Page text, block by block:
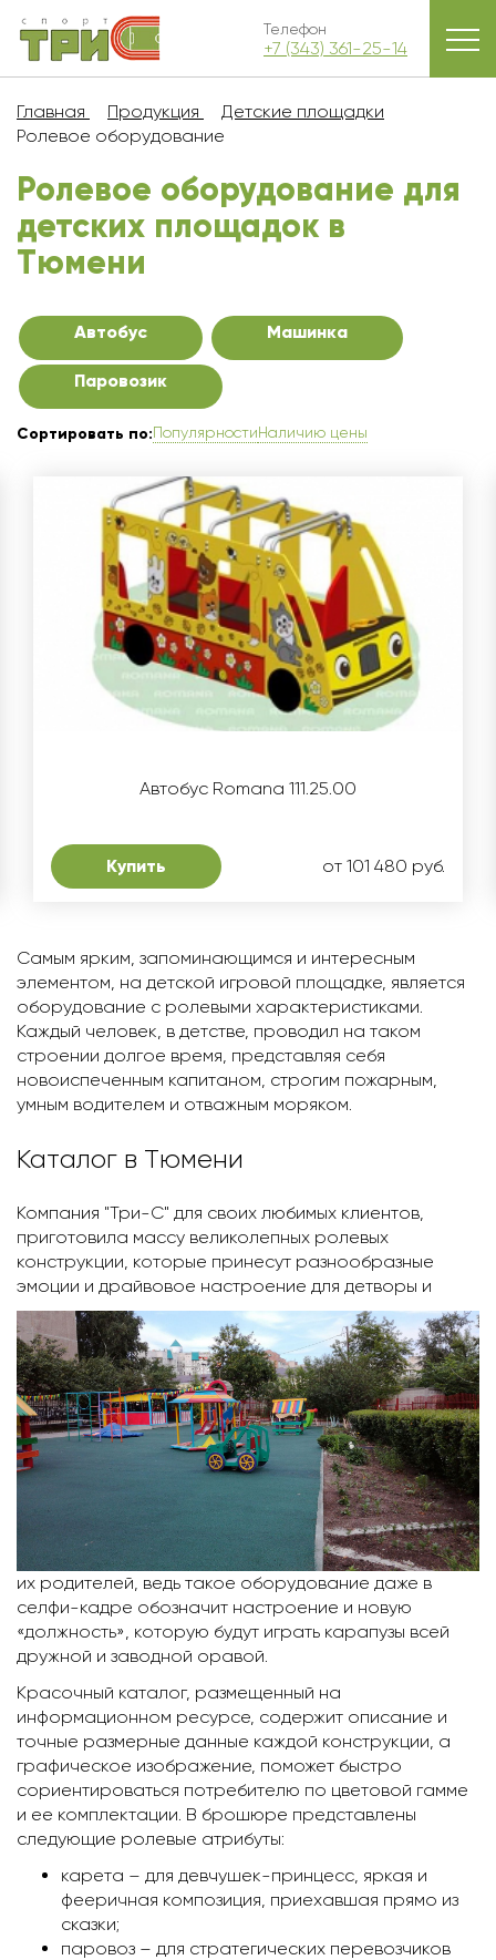
Телефон
+7 (343) 361-25-14
Главная Продукция
Детские площадки
Ролевое оборудование
Ролевое оборудование для
детских площадок в
Тюмени
Автобус Машинка
Паровозик
Сортировать по:ПопулярностиНаличию цены
Автобус Romana 111.25.00
Купить от 101 480 руб.
Самым ярким, запоминающимся и интересным
элементом, на детской игровой площадке, является
оборудование с ролевыми характеристиками.
Каждый человек, в детстве, проводил на таком
строении долгое время, представляя себя
новоиспеченным капитаном, строгим пожарным,
умным водителем и отважным моряком.
Каталог в Тюмени
Компания "Три-С" для своих любимых клиентов,
приготовила массу великолепных ролевых
конструкции, которые принесут разнообразные
эмоции и драйвовое настроение для детворы и
их родителей, ведь такое оборудование даже в
селфи-кадре обозначит настроение и новую
«должность», которую будут играть карапузы всей
дружной и заводной оравой.
Красочный каталог, размещенный на
информационном ресурсе, содержит описание и
точные размерные данные каждой конструкции, а
графическое изображение, поможет быстро
сориентироваться потребителю по цветовой гамме
и ее комплектации. В брошюре представлены
следующие ролевые атрибуты:
карета – для девчушек-принцесс, яркая и
фееричная композиция, приехавшая прямо из
сказки;
паровоз – для стратегических перевозчиков